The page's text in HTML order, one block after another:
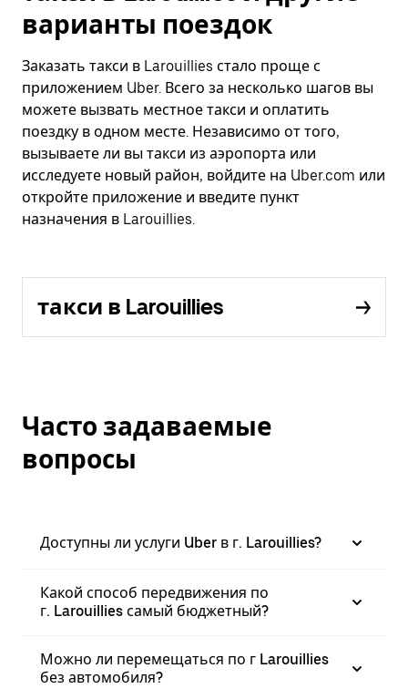
варианты поездок
Заказать такси в Larouillies стало проще с
приложением Uber. Всего за несколько шагов вы
можете вызвать местное такси и оплатить
поездку в одном месте. Независимо от того,
вызываете ли вы такси из аэропорта или
исследуете новый район, войдите на Uber.com или
откройте приложение и введите пункт
назначения в Larouillies.
такси в Larouillies
Часто задаваемые
вопросы
Доступны ли услуги Uber в г. Larouillies?
Какой способ передвижения по
г. Larouillies самый бюджетный?
Можно ли перемещаться по г Larouillies
без автомобиля?